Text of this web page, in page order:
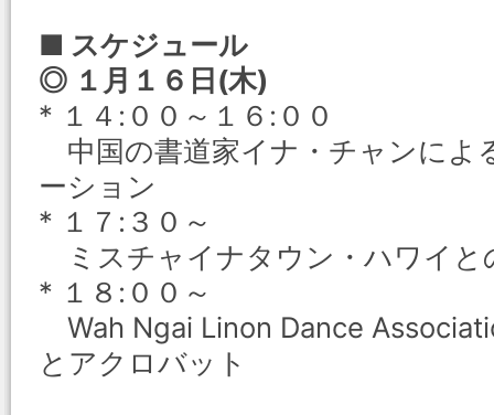
■ スケジュール
◎ １月１６日(木)
* １４:００～１６:００
中国の書道家イナ・チャンによ
ーション
* １７:３０～
ミスチャイナタウン・ハワイと
* １８:００～
Wah Ngai Linon Dance
とアクロバット